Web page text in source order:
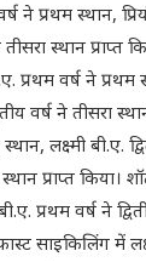
ने प्रथम स्थान,
तीसरा स्थान प्राप्त
प्रथम वर्ष ने प्रथम
वर्ष ने तीसरा
लक्ष्मी बी.ए.
प्राप्त किया।
प्रथम वर्ष ने
साइकिलिंग में